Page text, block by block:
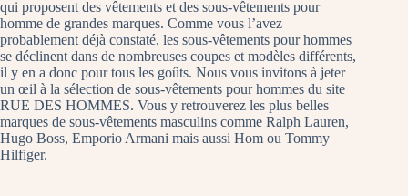
qui proposent des vêtements et des sous-vêtements pour
homme de grandes marques. Comme vous l’avez
probablement déjà constaté, les sous-vêtements pour hommes
se déclinent dans de nombreuses coupes et modèles différents,
il y en a donc pour tous les goûts. Nous vous invitons à jeter
un œil à la sélection de sous-vêtements pour hommes du site
RUE DES HOMMES. Vous y retrouverez les plus belles
marques de sous-vêtements masculins comme Ralph Lauren,
Hugo Boss, Emporio Armani mais aussi Hom ou Tommy
Hilfiger.